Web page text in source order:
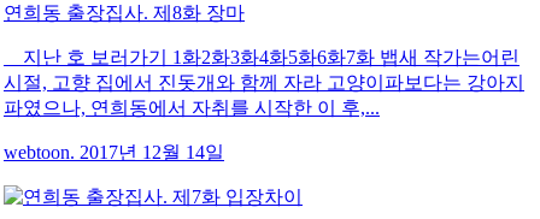
연희동 출장집사. 제8화 장마
지난 호 보러가기 1화2화3화4화5화6화7화 뱁새 작가는어린
시절, 고향 집에서 진돗개와 함께 자라 고양이파보다는 강아지
파였으나, 연희동에서 자취를 시작한 이 후,...
webtoon. 2017년 12월 14일